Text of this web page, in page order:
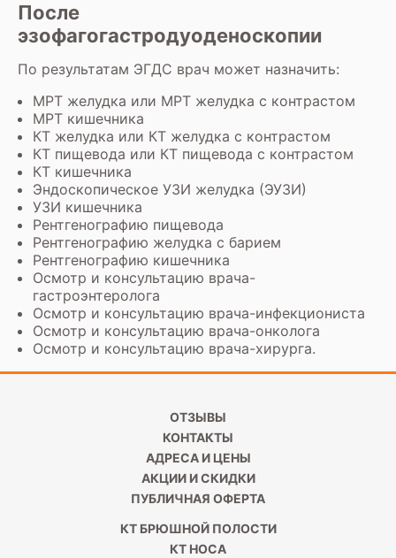
После
эзофагогастродуоденоскопии
По результатам ЭГДС врач может назначить:
МРТ желудка или МРТ желудка с контрастом
МРТ кишечника
КТ желудка или КТ желудка с контрастом
КТ пищевода или КТ пищевода с контрастом
КТ кишечника
Эндоскопическое УЗИ желудка (ЭУЗИ)
УЗИ кишечника
Рентгенографию пищевода
Рентгенографию желудка с барием
Рентгенографию кишечника
Осмотр и консультацию врача-
гастроэнтеролога
Осмотр и консультацию врача-инфекциониста
Осмотр и консультацию врача-онколога
Осмотр и консультацию врача-хирурга.
ОТЗЫВЫ
КОНТАКТЫ
АДРЕСА И ЦЕНЫ
АКЦИИ И СКИДКИ
ПУБЛИЧНАЯ ОФЕРТА
КТ БРЮШНОЙ ПОЛОСТИ
КТ НОСА